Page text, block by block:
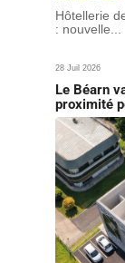
Hôtellerie
: nouvelle...
28 Juil 2026
Le Béarn
proximité